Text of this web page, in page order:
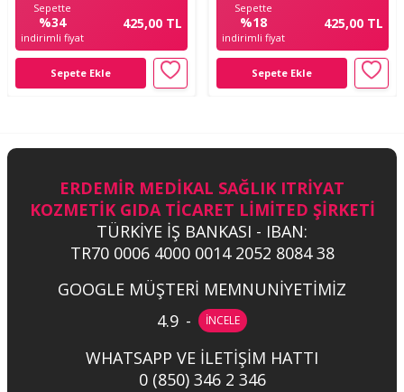
Sepette
%34
indirimli fiyat
425,00 TL
Sepete Ekle
Sepette
%18
indirimli fiyat
425,00 TL
Sepete Ekle
ERDEMİR MEDİKAL SAĞLIK ITRİYAT
KOZMETİK GIDA TİCARET LİMİTED ŞİRKETİ
TÜRKİYE İŞ BANKASI - IBAN:
TR70 0006 4000 0014 2052 8084 38
GOOGLE MÜŞTERİ MEMNUNİYETİMİZ
4.9 - İNCELE
WHATSAPP VE İLETİŞİM HATTI
0 (850) 346 2 346